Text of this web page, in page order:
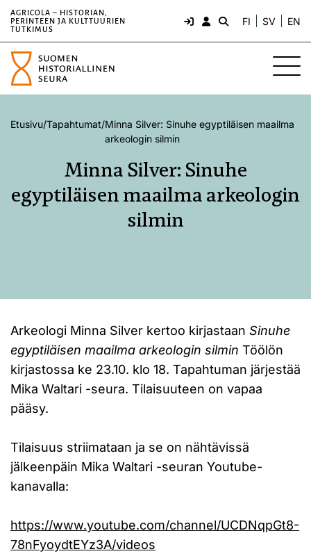
AGRICOLA – HISTORIAN,
PERINTEEN JA KULTTUURIEN
TUTKIMUS
FI SV EN
Etusivu/Tapahtumat/Minna Silver: Sinuhe egyptiläisen maailma
arkeologin silmin
Minna Silver: Sinuhe
egyptiläisen maailma arkeologin
silmin
Arkeologi Minna Silver kertoo kirjastaan Sinuhe
egyptiläisen maailma arkeologin silmin Töölön
kirjastossa ke 23.10. klo 18. Tapahtuman järjestää
Mika Waltari -seura. Tilaisuuteen on vapaa
pääsy.
Tilaisuus striimataan ja se on nähtävissä
jälkeenpäin Mika Waltari -seuran Youtube-
kanavalla:
https://www.youtube.com/channel/UCDNqpGt8-
78nFyoydtEYz3A/videos